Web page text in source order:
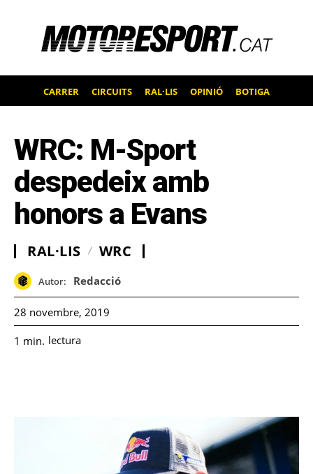
CARRER CIRCUITS RAL·LIS OPINIÓ BOTIGA
WRC: M-Sport
despedeix amb
honors a Evans
RAL·LIS WRC
Autor: Redacció
28 novembre, 2019
1 min. lectura